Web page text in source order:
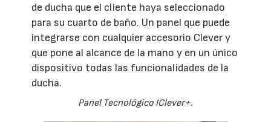
de ducha que el cliente haya seleccionado
para su cuarto de baño. Un panel que puede
integrarse con cualquier accesorio Clever y
que pone al alcance de la mano y en un único
dispositivo todas las funcionalidades de la
ducha.
Panel Tecnológico IClever+.